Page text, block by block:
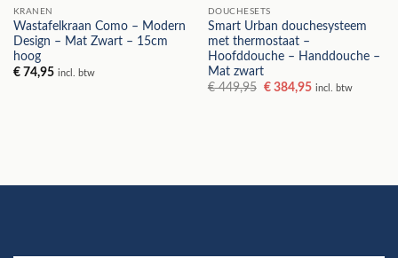
KRANEN
Wastafelkraan Como – Modern
Design – Mat Zwart – 15cm
hoog
€74,95 incl. btw
DOUCHESETS
Smart Urban douchesysteem
met thermostaat –
Hoofddouche – Handdouche –
Mat zwart
€449,95 Oorspronkelijke
€384,95Huidige
incl. btw